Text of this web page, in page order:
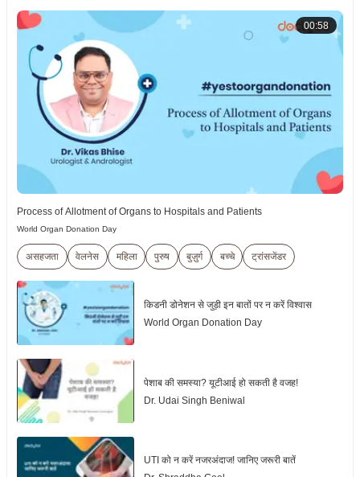
00:58
Process of Allotment of Organs to Hospitals and Patients
World Organ Donation Day
असहजता वेलनेस महिला पुरुष बुज़ुर्ग बच्चे ट्रांसजेंडर
किडनी डोनेशन से जुड़ी इन बातों पर न करें विश्वास
World Organ Donation Day
पेशाब की समस्या? यूटीआई हो सकती है वजह!
Dr. Udai Singh Beniwal
UTI को न करें नजरअंदाज! जानिए जरूरी बातें